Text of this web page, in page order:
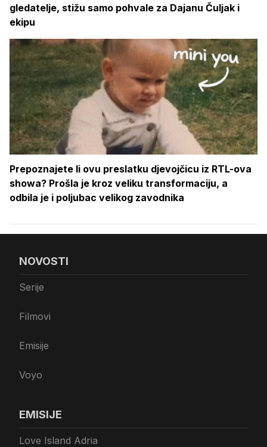
gledatelje, stižu samo pohvale za Dajanu Čuljak i
ekipu
Prepoznajete li ovu preslatku djevojčicu iz RTL-ova
showa? Prošla je kroz veliku transformaciju, a
odbila je i poljubac velikog zavodnika
NOVOSTI
Serije
Filmovi
Emisije
Voyo
EMISIJE
Love Island Adria